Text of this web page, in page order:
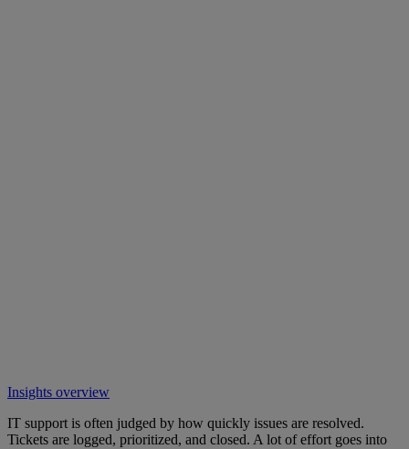
Insights overview
IT support is often judged by how quickly issues are resolved.
Tickets are logged, prioritized, and closed. A lot of effort goes into